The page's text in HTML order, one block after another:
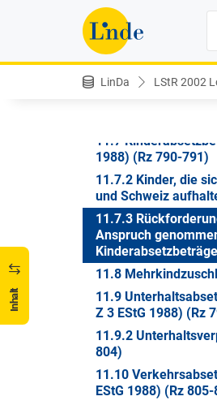
LinDa LStR 2002
Inhalt
11.4.5
11.5
Abs. 4 Z 2 EStG
11.6
Alleinverdiener-,
11.7
1988) (Rz 790-791)
11.7.2 Kinder, die
und Schweiz
11.7.3
Anspruch
11.8
11.9
Z 3 EStG 1988) (Rz
11.9.2
804)
11.10
EStG 1988) (Rz